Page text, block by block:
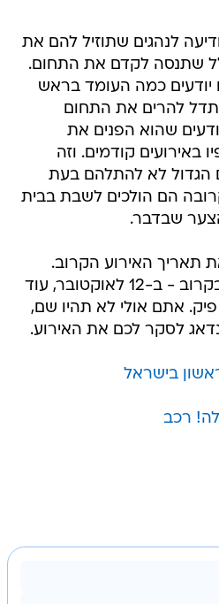
לנהגים שתוזיל להם את
שתנסה לקדם את התחום.
יודעים כמה העומד בראש
להרים את התחום
שהוא הפנים את
באירועים קודמים. וזה
הגדול לא להתלהם בעת
הם הולכים לשבת בבית
שבדבר.
תאריך האירוע הקרוב.
והוא הולך להיות ממש בקרוב - ב-12 לאוקטובר, עוד
אתם אולי לא תהיו שם,
לסקר לכם את האירוע.
בישראל
רכב